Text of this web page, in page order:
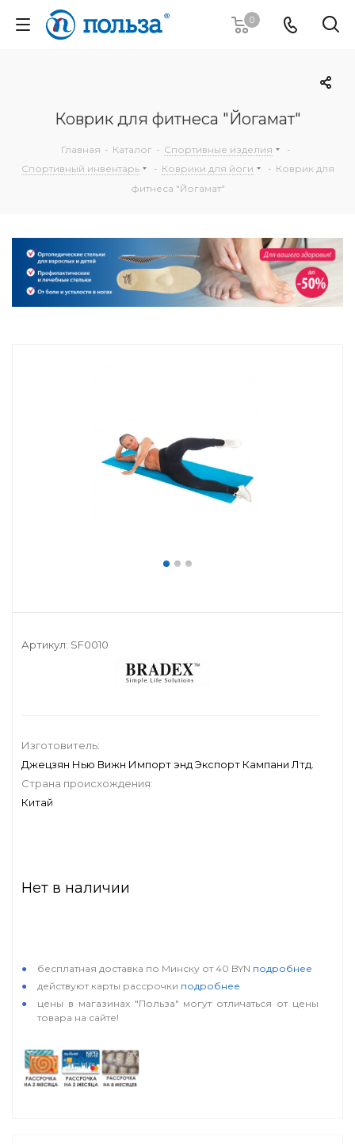
0
Коврик для фитнеса "Йогамат"
Главная - Каталог - Спортивные изделия
-
Спортивный инвентарь
- Коврики для йоги - Коврик для
фитнеса "Йогамат"
Артикул: SF0010
Изготовитель:
Джецзян Нью Вижн Импорт энд Экспорт Кампани Лтд.
Страна происхождения:
Китай
Нет в наличии
бесплатная доставка по Минску от 40 BYN подробнее
действуют карты рассрочки подробнее
цены в магазинах "Польза" могут отличаться от цены
товара на сайте!